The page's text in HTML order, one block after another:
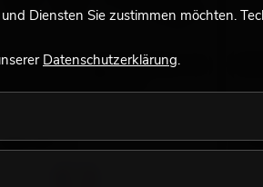
Set 2x Stage Stand 100cm + 2x
€
Diensten Sie zustimmen möchten.
Datenschutzerklärung.